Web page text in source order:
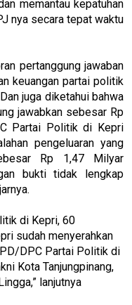
memantau kepatuhan
nya secara tepat waktu
pertanggung jawaban
keuangan partai politik
juga diketahui bahwa
jawabkan sebesar Rp
Partai Politik di Kepri
pengeluaran yang
Rp 1,47 Milyar
bukti tidak lengkap
di Kepri, 60
sudah menyerahkan
DPC Partai Politik di
Kota Tanjungpinang,
lanjutnya